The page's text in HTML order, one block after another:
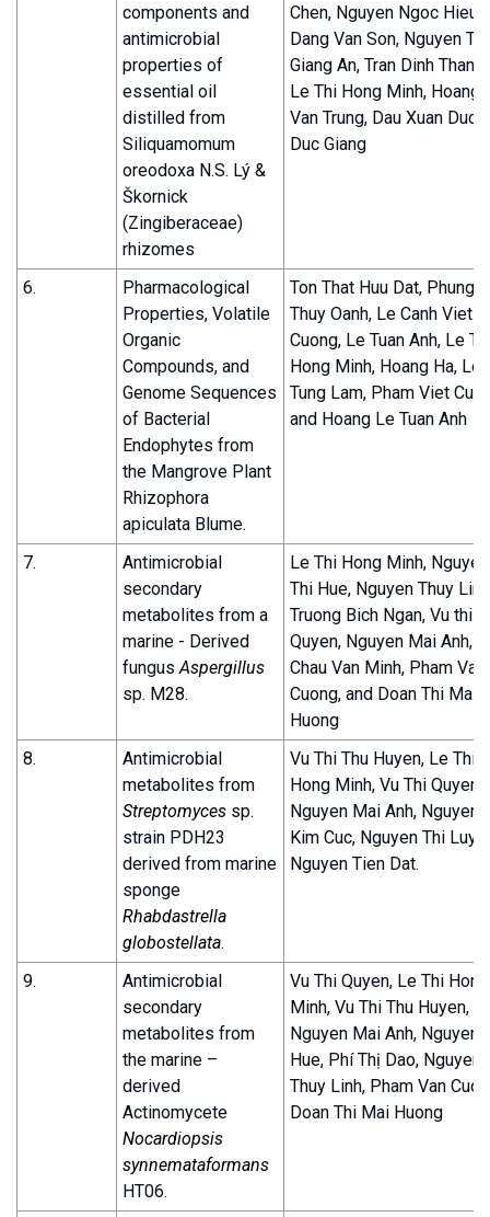
components and
antimicrobial
properties of
essential oil
distilled from
Siliquamomum
oreodoxa N.S. Lý &
Škornick
(Zingiberaceae)
rhizomes
Chen, Nguyen Ngoc Hieu,
Dang Van Son, Nguyen Thi
Giang An, Tran Dinh Thang,
Le Thi Hong Minh, Hoang
Van Trung, Dau Xuan Duc,
Duc Giang
6.
Pharmacological
Properties, Volatile
Organic
Compounds, and
Genome Sequences
of Bacterial
Endophytes from
the Mangrove Plant
Rhizophora
apiculata Blume.
Ton That Huu Dat, Phung
Thuy Oanh, Le Canh Viet
Cuong, Le Tuan Anh, Le
Hong Minh, Hoang Ha, Le
Tung Lam, Pham Viet
and Hoang Le Tuan Anh
7.
Antimicrobial
secondary
metabolites from a
marine - Derived
fungus Aspergillus
sp. M28.
Le Thi Hong Minh, Nguyen
Thi Hue, Nguyen Thuy
Truong Bich Ngan, Vu thi
Quyen, Nguyen Mai Anh,
Chau Van Minh, Pham Van
Cuong, and Doan Thi Mai
Huong
8.
Antimicrobial
metabolites from
Streptomyces sp.
strain PDH23
derived from marine
sponge
Rhabdastrella
globostellata.
Vu Thi Thu Huyen, Le Thi
Hong Minh, Vu Thi Quyen,
Nguyen Mai Anh, Nguyen
Kim Cuc, Nguyen Thi
Nguyen Tien Dat.
9.
Antimicrobial
secondary
metabolites from
the marine –
derived
Actinomycete
Nocardiopsis
synnemataformans
HT06.
Vu Thi Quyen, Le Thi Hong
Minh, Vu Thi Thu Huyen,
Nguyen Mai Anh, Nguyen
Hue, Phí Thị Dao, Nguyen
Thuy Linh, Pham Van
Doan Thi Mai Huong